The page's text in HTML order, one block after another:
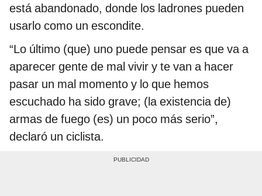
está abandonado, donde los ladrones pueden
usarlo como un escondite.
“Lo último (que) uno puede pensar es que va a
aparecer gente de mal vivir y te van a hacer
pasar un mal momento y lo que hemos
escuchado ha sido grave; (la existencia de)
armas de fuego (es) un poco más serio”,
declaró un ciclista.